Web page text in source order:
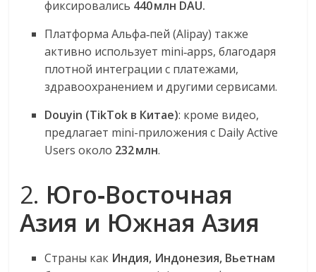
фиксировались 440 млн DAU.
Платформа Альфа‑пей (Alipay) также
активно использует mini‑apps, благодаря
плотной интеграции с платежами,
здравоохранением и другими сервисами.
Douyin (TikTok в Китае): кроме видео,
предлагает mini-приложения с Daily Active
Users около 232 млн.
2. Юго‑Восточная
Азия и Южная Азия
Страны как Индия, Индонезия, Вьетнам